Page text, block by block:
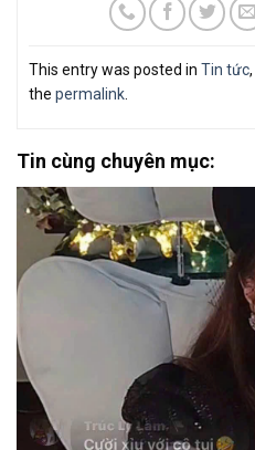
This entry was posted in Tin tức,
the permalink
Tin cùng chuyên mục: